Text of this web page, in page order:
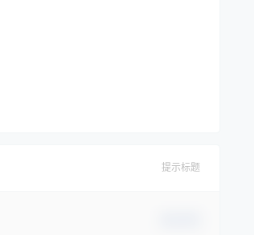
提示标题